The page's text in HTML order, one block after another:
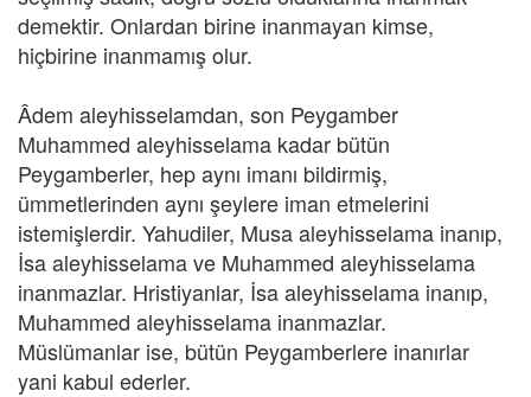
demektir. Onlardan birine inanmayan kimse,
hiçbirine inanmamış olur.
Âdem aleyhisselamdan, son Peygamber
Muhammed aleyhisselama kadar bütün
Peygamberler, hep aynı imanı bildirmiş,
ümmetlerinden aynı şeylere iman etmelerini
istemişlerdir. Yahudiler, Musa aleyhisselama inanıp,
İsa aleyhisselama ve Muhammed aleyhisselama
inanmazlar. Hristiyanlar, İsa aleyhisselama inanıp,
Muhammed aleyhisselama inanmazlar.
Müslümanlar ise, bütün Peygamberlere inanırlar
yani kabul ederler.